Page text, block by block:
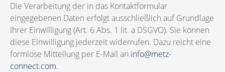
Die Verarbeitung der in das Kontaktformular
eingegebenen Daten erfolgt ausschließlich auf Grundlage
Ihrer Einwilligung (Art. 6 Abs. 1 lit. a DSGVO). Sie können
diese Einwilligung jederzeit widerrufen. Dazu reicht eine
formlose Mitteilung per E-Mail an info@metz-
connect.com.